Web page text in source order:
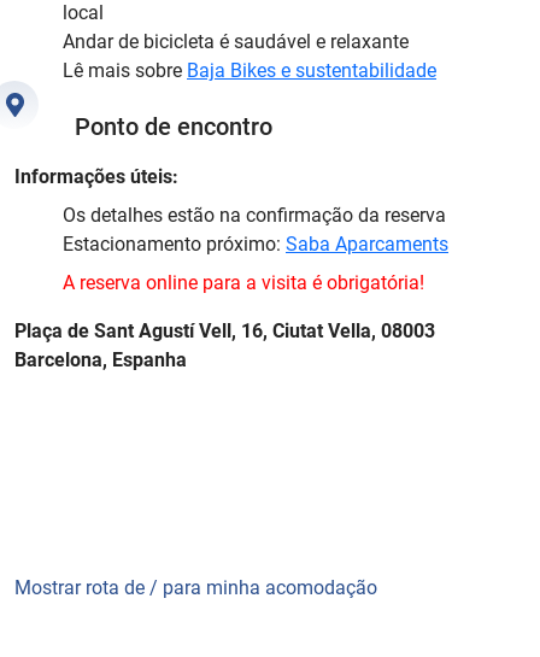
local
Andar de bicicleta é saudável e relaxante
Lê mais sobre Baja Bikes e sustentabilidade
Ponto de encontro
Informações úteis:
Os detalhes estão na confirmação da reserva
Estacionamento próximo: Saba Aparcaments
A reserva online para a visita é obrigatória!
Plaça de Sant Agustí Vell, 16, Ciutat Vella, 08003
Barcelona, Espanha
Mostrar rota de / para minha acomodação